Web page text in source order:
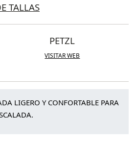
TALLAS
PETZL
VISITAR WEB
LIGERO Y CONFORTABLE PARA